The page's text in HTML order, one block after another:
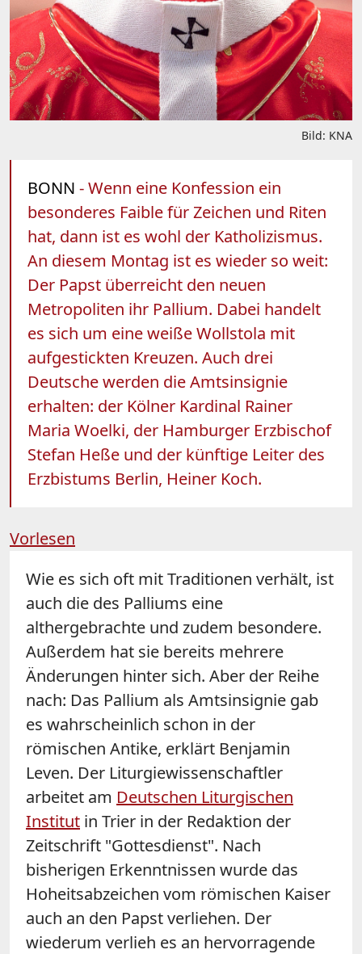
Bild: KNA
BONN - Wenn eine Konfession ein
besonderes Faible für Zeichen und Riten
hat, dann ist es wohl der Katholizismus.
An diesem Montag ist es wieder so weit:
Der Papst überreicht den neuen
Metropoliten ihr Pallium. Dabei handelt
es sich um eine weiße Wollstola mit
aufgestickten Kreuzen. Auch drei
Deutsche werden die Amtsinsignie
erhalten: der Kölner Kardinal Rainer
Maria Woelki, der Hamburger Erzbischof
Stefan Heße und der künftige Leiter des
Erzbistums Berlin, Heiner Koch.
Vorlesen
Wie es sich oft mit Traditionen verhält, ist
auch die des Palliums eine
althergebrachte und zudem besondere.
Außerdem hat sie bereits mehrere
Änderungen hinter sich. Aber der Reihe
nach: Das Pallium als Amtsinsignie gab
es wahrscheinlich schon in der
römischen Antike, erklärt Benjamin
Leven. Der Liturgiewissenschaftler
arbeitet am Deutschen Liturgischen
Institut in Trier in der Redaktion der
Zeitschrift "Gottesdienst". Nach
bisherigen Erkenntnissen wurde das
Hoheitsabzeichen vom römischen Kaiser
auch an den Papst verliehen. Der
wiederum verlieh es an hervorragende